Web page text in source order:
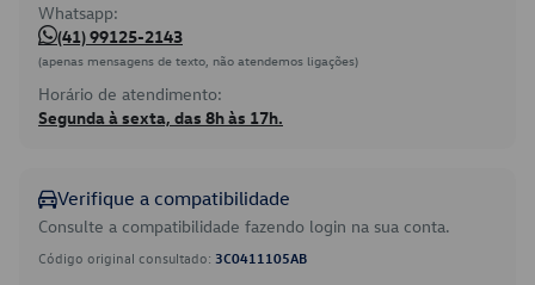
Whatsapp:
(41) 99125-2143
(apenas mensagens de texto, não atendemos ligações)
Horário de atendimento:
Segunda à sexta, das 8h às 17h.
Verifique a compatibilidade
Consulte a compatibilidade fazendo login na sua conta.
Código original consultado: 3C0411105AB